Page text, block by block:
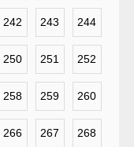
242 243 244
250 251 252
258 259 260
266 267 268